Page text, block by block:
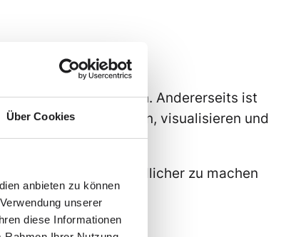
Über Cookies
anbieten zu können
unserer
diese Informationen
zu vermitteln. Andererseits ist
zu verbalisieren, visualisieren und
verständlicher zu machen